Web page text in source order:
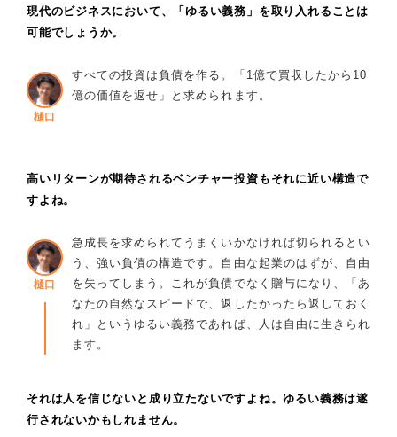
現代のビジネスにおいて、「ゆるい義務」を取り入れることは
可能でしょうか。
樋口
すべての投資は負債を作る。「1億で買収したから10
億の価値を返せ」と求められます。
高いリターンが期待されるベンチャー投資もそれに近い構造で
すよね。
樋口
急成長を求められてうまくいかなければ切られるとい
う、強い負債の構造です。自由な起業のはずが、自由
を失ってしまう。これが負債でなく贈与になり、「あ
なたの自然なスピードで、返したかったら返しておく
れ」というゆるい義務であれば、人は自由に生きられ
ます。
それは人を信じないと成り立たないですよね。ゆるい義務は遂
行されないかもしれません。